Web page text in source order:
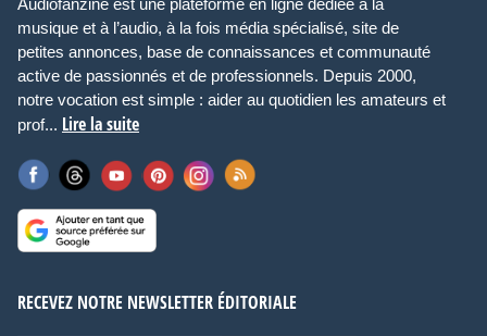
musique et à l’audio, à la fois média spécialisé, site de
petites annonces, base de connaissances et communauté
active de passionnés et de professionnels. Depuis 2000,
notre vocation est simple : aider au quotidien les amateurs et
prof... Lire la suite
RECEVEZ NOTRE NEWSLETTER ÉDITORIALE